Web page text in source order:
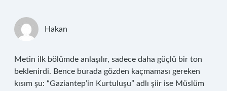
Hakan
Metin ilk bölümde anlaşılır, sadece daha güçlü bir ton
beklenirdi. Bence burada gözden kaçmaması gereken
kısım şu: “Gaziantep’in Kurtuluşu” adlı şiir ise Müslüm